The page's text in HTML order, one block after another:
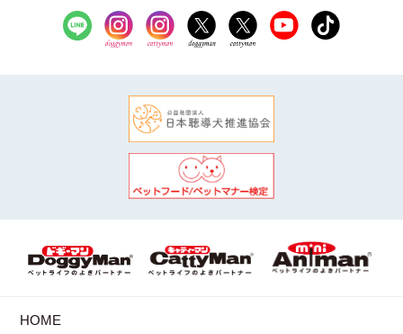
HOME